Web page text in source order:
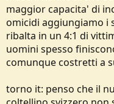
maggior capacita' di
omicidi aggiungiamo i
ribalta in un 4:1 di
uomini spesso
comunque costretti a
torno it: penso che il